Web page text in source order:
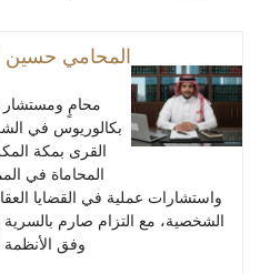
المحامي حسين
محامٍ
بكالوريوس في
القرى بمكة
المحاماة في
واستشارات عملية في القضايا
الشخصية، مع التزام صارم
وفق الأنظمة